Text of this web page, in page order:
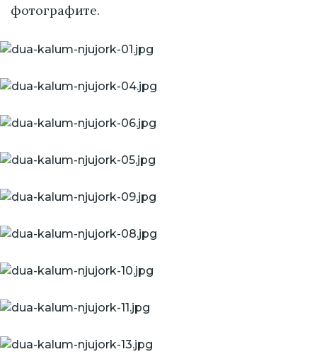
фотографите.